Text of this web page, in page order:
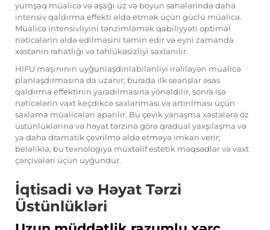
yumşaq müalicə və aşağı üz və boyun sahələrində daha
intensiv qaldırma effekti əldə etmək üçün güclü müalicə.
Müalicə intensivliyini tənzimləmək qabiliyyəti optimal
nəticələrin əldə edilməsini təmin edir və eyni zamanda
xəstənin rahatlığı və təhlükəsizliyi saxlanılır.
HIFU maşınının uyğunlaşdırılabilənliyi irəliləyən müalicə
planlaşdırmasına da uzanır; burada ilk seanslar əsas
qaldırma effektinin yaradılmasına yönəldilir, sonra isə
nəticələrin vaxt keçdikcə saxlanması və artırılması üçün
saxlama müalicələri aparılır. Bu çevik yanaşma xəstələrə öz
üstünlüklərinə və həyat tərzinə görə qradual yaxşılaşma və
ya daha dramatik çevrilmə əldə etməyə imkan verir;
beləliklə, bu texnologiya müxtəlif estetik məqsədlər və vaxt
çərçivələri üçün uyğundur.
İqtisadi və Həyat Tərzi
Üstünlükləri